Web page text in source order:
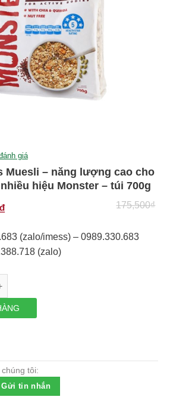
giá
Muesli – năng lượng cao cho
hiệu Monster – túi 700g
175,500₫
₫Giá
tại
(zalo/imess) – 0989.330.683
(zalo)
- năng lượng cao cho người vận
tôi:
Gửi tin nhắn